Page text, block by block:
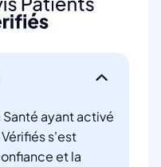
ayant activé
s'est
et la